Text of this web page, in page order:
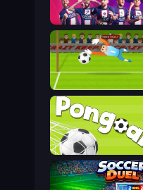
PSG Soccer Freestyle
Penalty Superstar
Pongoal